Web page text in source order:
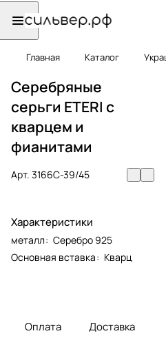
Главная Каталог
Серебряные
серьги ETERI с
кварцем и
фианитами
Арт. 3166С-39/45
Характеристики
металл: Серебро 925
Основная вставка: Кварц
Оплата Доставка